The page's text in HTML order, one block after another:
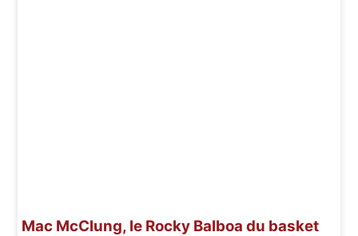
Mac McClung, le Rocky Balboa du basket